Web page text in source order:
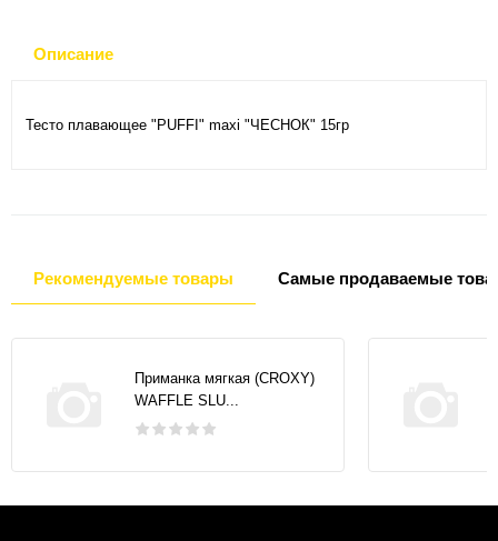
Описание
Тесто плавающее "PUFFI" maxi "ЧЕСНОК" 15гр
Рекомендуемые товары Самые продаваемые
Приманка мягкая (CROXY)
WAFFLE SLU...